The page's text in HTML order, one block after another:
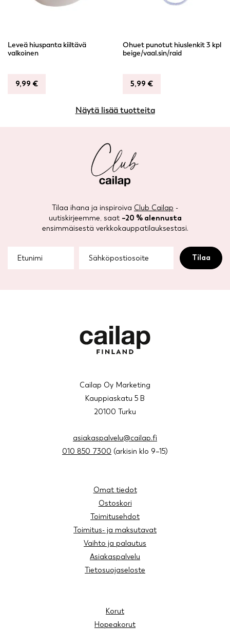
Leveä hiuspanta kiiltävä
valkoinen
9,99 €
Ohuet punotut hiuslenkit 3 kpl
beige/vaal.sin/raid
5,99 €
Näytä lisää tuotteita
Tilaa ihana ja inspiroiva Club Cailap -
uutiskirjeemme, saat –20 % alennusta
ensimmäisestä verkkokauppatilauksestasi.
Cailap Oy Marketing
Kauppiaskatu 5 B
20100 Turku
asiakaspalvelu@cailap.fi
010 850 7300 (arkisin klo 9–15)
Omat tiedot
Ostoskori
Toimitusehdot
Toimitus- ja maksutavat
Vaihto ja palautus
Asiakaspalvelu
Tietosuojaseloste
Korut
Hopeakorut